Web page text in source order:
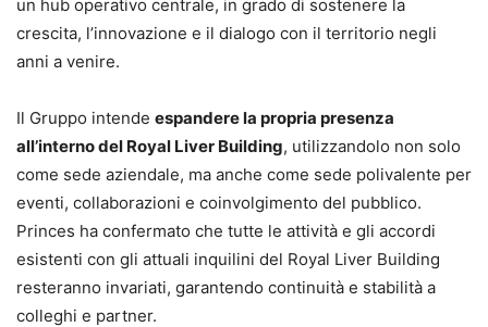
un hub operativo centrale, in grado di sostenere la
crescita, l’innovazione e il dialogo con il territorio negli
anni a venire.
Il Gruppo intende espandere la propria presenza
all’interno del Royal Liver Building, utilizzandolo non solo
come sede aziendale, ma anche come sede polivalente per
eventi, collaborazioni e coinvolgimento del pubblico.
Princes ha confermato che tutte le attività e gli accordi
esistenti con gli attuali inquilini del Royal Liver Building
resteranno invariati, garantendo continuità e stabilità a
colleghi e partner.